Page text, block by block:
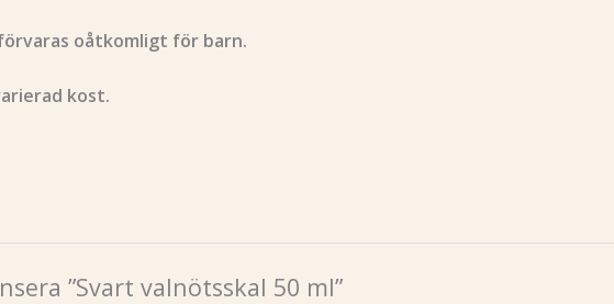
oåtkomligt för barn.
kost.
”Svart valnötsskal 50 ml”